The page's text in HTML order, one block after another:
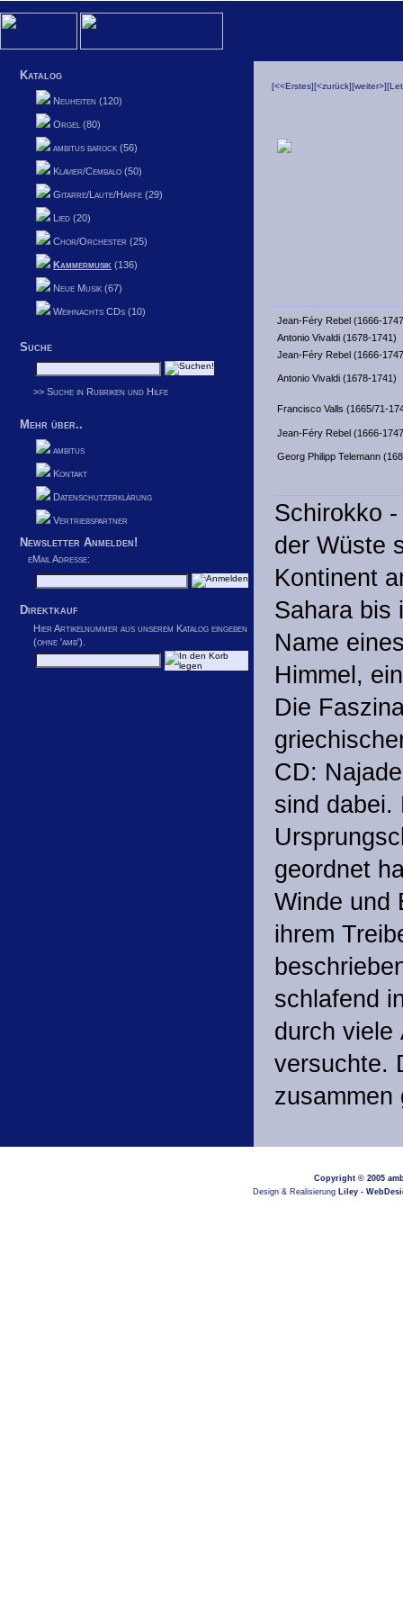
Katalog
Neuheiten (120)
Orgel (80)
ambitus barock (56)
Klavier/Cembalo (50)
Gitarre/Laute/Harfe (29)
Lied (20)
Chor/Orchester (25)
Kammermusik (136)
Neue Musik (67)
Weihnachts CDs (10)
Suche
>> Suche in Rubriken und Hilfe
Mehr über..
ambitus
Kontakt
Datenschutzerklärung
Vertriebspartner
Newsletter Anmelden!
eMail Adresse:
Direktkauf
Hier Artikelnummer aus unserem Katalog eingeben
(ohne 'amb').
[<<Erstes][<zurück][weiter>]
Jean-Féry Rebel (1666-
Antonio Vivaldi (1678-1741)
Jean-Féry Rebel (1666-
Antonio Vivaldi (1678-1741)
Francisco Valls (1665/71-
Jean-Féry Rebel (1666-
Georg Philipp Telemann
Schirokko
der Wüste
Kontinent
Sahara bis
Name
Himmel,
Die
CD:
sind dabei.
geordnet
Winde und
ihrem
schlafend
durch viele
versuchte.
zusammen
Copyright © 2005
Design & Realisierung Liley -